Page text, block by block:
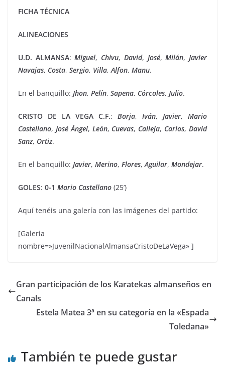
FICHA TÉCNICA
ALINEACIONES
U.D. ALMANSA:Miguel, Chivu, David, José,Milán,Javier
Navajas, Costa, Sergio, Villa,Alfon, Manu.
En el banquillo: Jhon, Pelín, Sapena, Córcoles, Julio.
CRISTO DE LA VEGA C.F.: Borja, Iván, Javier, Mario
Castellano, José Ángel, León, Cuevas, Calleja, Carlos,David
Sanz, Ortiz.
En el banquillo: Javier, Merino, Flores,Aguilar, Mondejar.
GOLES: 0-1 Mario Castellano (25’)
Aquí tenéis una galería con las imágenes del partido:
[Galeria
nombre=»JuvenilNacionalAlmansaCristoDeLaVega» ]
Gran participación de los Karatekas almanseños en
Canals
Estela Matea 3ª en su categoría en la «Espada
Toledana»
También te puede gustar